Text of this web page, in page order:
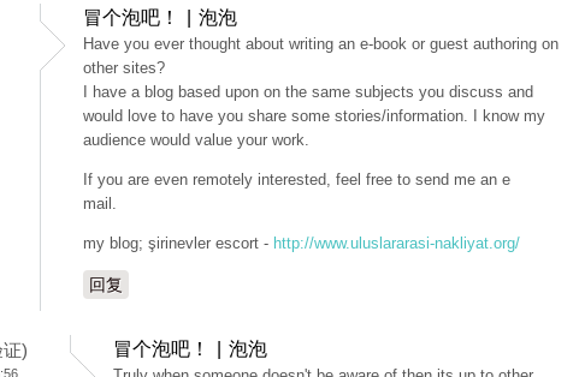
冒个泡吧！ | 泡泡
Have you ever thought about writing an e-book or guest authoring on
other sites?
I have a blog based upon on the same subjects you discuss and
would love to have you share some stories/information. I know my
audience would value your work.
If you are even remotely interested, feel free to send me an e
mail.
my blog; şirinevler escort - http://www.uluslararasi-nakliyat.org/
回复
) 冒个泡吧！ | 泡泡